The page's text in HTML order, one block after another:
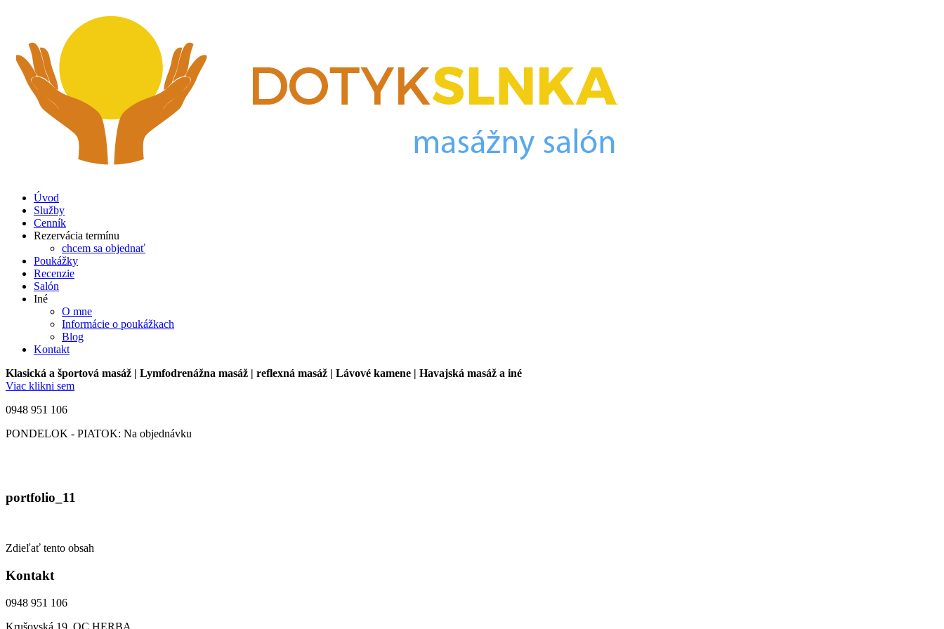
Úvod
Služby
Cenník
Rezervácia termínu
chcem sa objednať
Poukážky
Recenzie
Salón
Iné
O mne
Informácie o poukážkach
Blog
Kontakt
Klasická a športová masáž | Lymfodrenážna masáž | reflexná masáž | Lávové kamene | Havajská masáž a iné
Viac klikni sem
0948 951 106
PONDELOK - PIATOK: Na objednávku
portfolio_11
Zdieľať tento obsah
Kontakt
0948 951 106
Krušovská 19, OC HERBA